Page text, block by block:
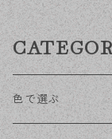
色で選ぶ